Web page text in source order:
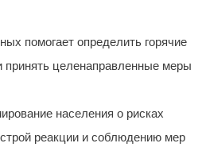
помогает определить горячие
принять целенаправленные меры
населения о рисках
реакции и соблюдению мер